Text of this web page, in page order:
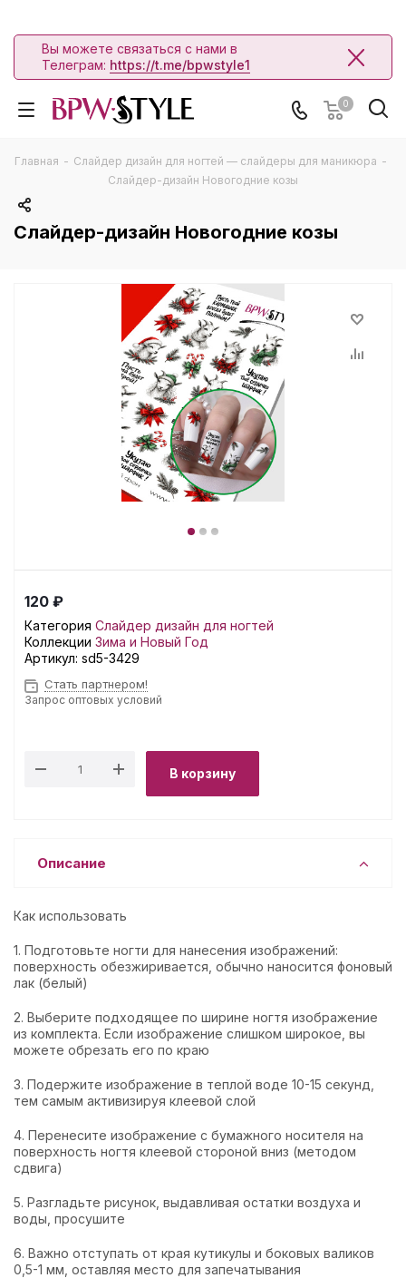
Вы можете связаться с нами в
Телеграм: https://t.me/bpwstyle1
0
Главная - Слайдер дизайн для ногтей — слайдеры для маникюра -
Слайдер-дизайн Новогодние козы
Слайдер-дизайн Новогодние козы
120 ₽
Категория Слайдер дизайн для ногтей
Коллекции Зима и Новый Год
Артикул: sd5-3429
Стать партнером!
Запрос оптовых условий
В корзину
Описание
Как использовать
1. Подготовьте ногти для нанесения изображений:
поверхность обезжиривается, обычно наносится фоновый
лак (белый)
2. Выберите подходящее по ширине ногтя изображение
из комплекта. Если изображение слишком широкое, вы
можете обрезать его по краю
3. Подержите изображение в теплой воде 10-15 секунд,
тем самым активизируя клеевой слой
4. Перенесите изображение с бумажного носителя на
поверхность ногтя клеевой стороной вниз (методом
сдвига)
5. Разгладьте рисунок, выдавливая остатки воздуха и
воды, просушите
6. Важно отступать от края кутикулы и боковых валиков
0,5-1 мм, оставляя место для запечатывания